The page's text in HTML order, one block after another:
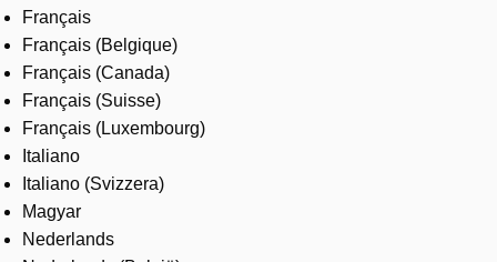
Français
Français (Belgique)
Français (Canada)
Français (Suisse)
Français (Luxembourg)
Italiano
Italiano (Svizzera)
Magyar
Nederlands